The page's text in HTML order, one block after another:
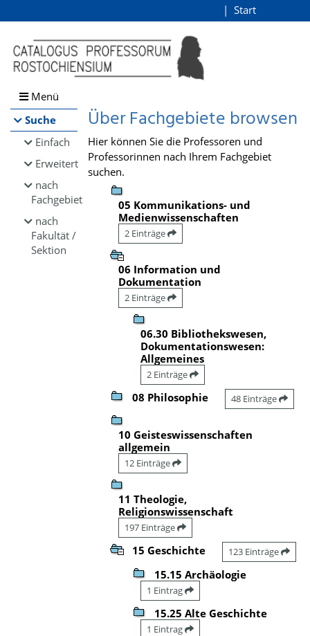
Browsen
direkt zum Inhalt
Start
Menü
Suche
Einfach
Erweitert
nach
Fachgebiet
nach
Fakultät /
Sektion
Über Fachgebiete browsen
Hier können Sie die Professoren und
Professorinnen nach Ihrem Fachgebiet
suchen.
05 Kommunikations- und
Medienwissenschaften
2 Einträge
06 Information und
Dokumentation
2 Einträge
06.30 Bibliothekswesen,
Dokumentationswesen:
Allgemeines
2 Einträge
08 Philosophie 48 Einträge
10 Geisteswissenschaften
allgemein
12 Einträge
11 Theologie,
Religionswissenschaft
197 Einträge
15 Geschichte 123 Einträge
15.15 Archäologie
1 Eintrag
15.25 Alte Geschichte
1 Eintrag